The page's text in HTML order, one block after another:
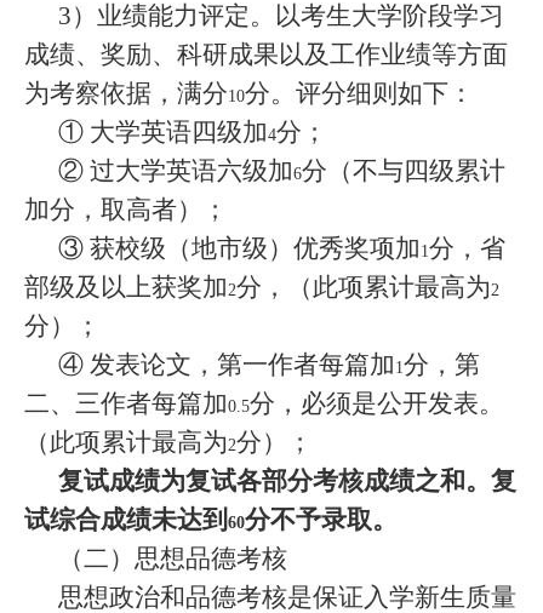
3）业绩能力评定。以考生大学阶段学习
成绩、奖励、科研成果以及工作业绩等方面
为考察依据，满分10分。评分细则如下：
① 大学英语四级加4分；
② 过大学英语六级加6分（不与四级累计
加分，取高者）；
③ 获校级（地市级）优秀奖项加 1分，省
部级及以上获奖加2分，（此项累计最高为2
分）；
④ 发表论文，第一作者每篇加 1分，第
二、三作者每篇加0.5分，必须是公开发表。
（此项累计最高为2分）；
复试成绩为复试各部分考核成绩之和。 复
试综合成绩未达到 60分不予录取。
（二）思想品德考核
思想政治和品德考核是保证入学新生质量